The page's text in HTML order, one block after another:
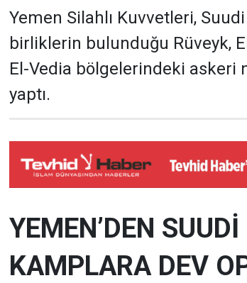
Yemen Silahlı Kuvvetleri,
birliklerin bulunduğu Rüveyk,
El-Vedia bölgelerindeki askeri
yaptı.
YEMEN’DEN
KAMPLARA DEV